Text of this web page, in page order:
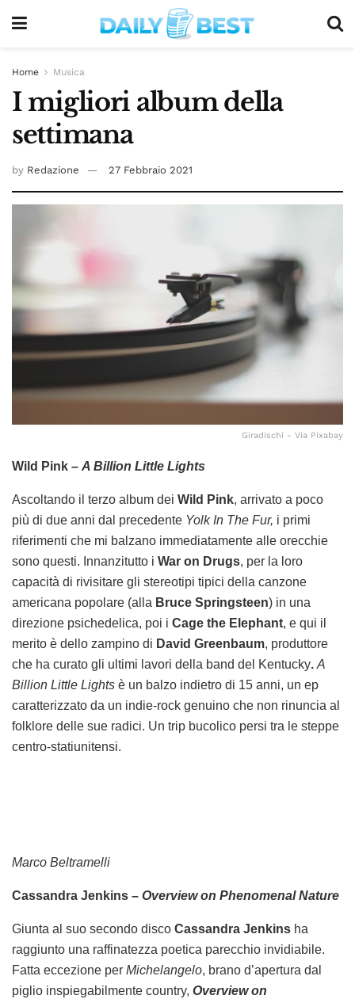
Home Musica
I migliori album della
settimana
by Redazione 27 Febbraio 2021
Giradischi - Via Pixabay
Wild Pink – A Billion Little Lights
Ascoltando il terzo album dei Wild Pink, arrivato a poco
più di due anni dal precedente Yolk In The Fur, i primi
riferimenti che mi balzano immediatamente alle orecchie
sono questi. Innanzitutto i War on Drugs, per la loro
capacità di rivisitare gli stereotipi tipici della canzone
americana popolare (alla Bruce Springsteen) in una
direzione psichedelica, poi i Cage the Elephant, e qui il
merito è dello zampino di David Greenbaum, produttore
che ha curato gli ultimi lavori della band del Kentucky.A
Billion Little Lights è un balzo indietro di 15 anni, un ep
caratterizzato da un indie-rock genuino che non rinuncia al
folklore delle sue radici. Un trip bucolico persi tra le steppe
centro-statiunitensi.
Marco Beltramelli
Cassandra Jenkins – Overview on Phenomenal Nature
Giunta al suo secondo disco Cassandra Jenkins ha
raggiunto una raffinatezza poetica parecchio invidiabile.
Fatta eccezione per Michelangelo, brano d’apertura dal
piglio inspiegabilmente country, Overview on